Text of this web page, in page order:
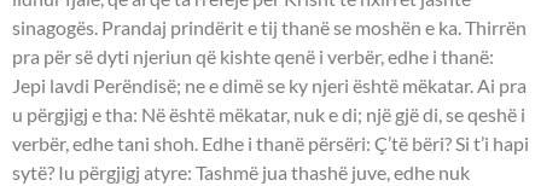
sinagogës. Prandaj prindërit e tij thanë se moshën e ka. Thirrën
pra për së dyti njeriun që kishte qenë i verbër, edhe i thanë:
Jepi lavdi Perëndisë; ne e dimë se ky njeri është mëkatar. Ai pra
u përgjigj e tha: Në është mëkatar, nuk e di; një gjë di, se qeshë i
verbër, edhe tani shoh. Edhe i thanë përsëri: Ç’të bëri? Si t’i hapi
sytë? Iu përgjigj atyre: Tashmë jua thashë juve, edhe nuk